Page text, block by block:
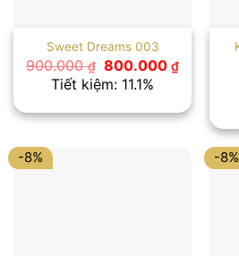
Sweet Dreams 003
900.000₫ Giá
gốc
là:
800.000₫Giá
là:
800.000
Tiết kiệm: 11.1%
-8% -8%